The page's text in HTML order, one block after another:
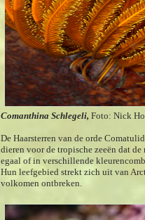
Comanthina Schlegeli,Foto: Nick
De Haarsterren van de orde
dieren voor de tropische zeeën dat
egaal of in verschillende
Hun leefgebied strekt zich uit van
volkomen ontbreken.